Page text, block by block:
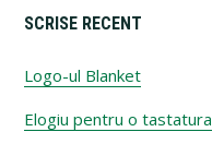
SCRISE RECENT
Logo-ul Blanket
Elogiu pentru o